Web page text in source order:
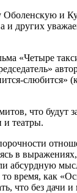
Оболенскую и
и других
«Четыре
слюбится»
что будут
и театры.
в
абсурдную
время, как
что без